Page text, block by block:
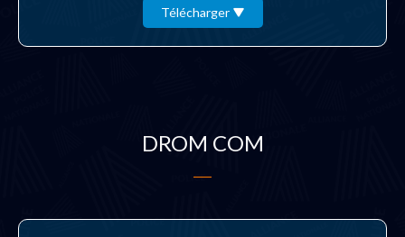
Télécharger
DROM COM